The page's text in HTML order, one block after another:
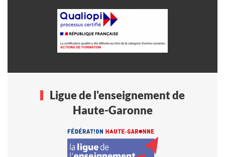
Ligue de l'enseignement de
Haute-Garonne